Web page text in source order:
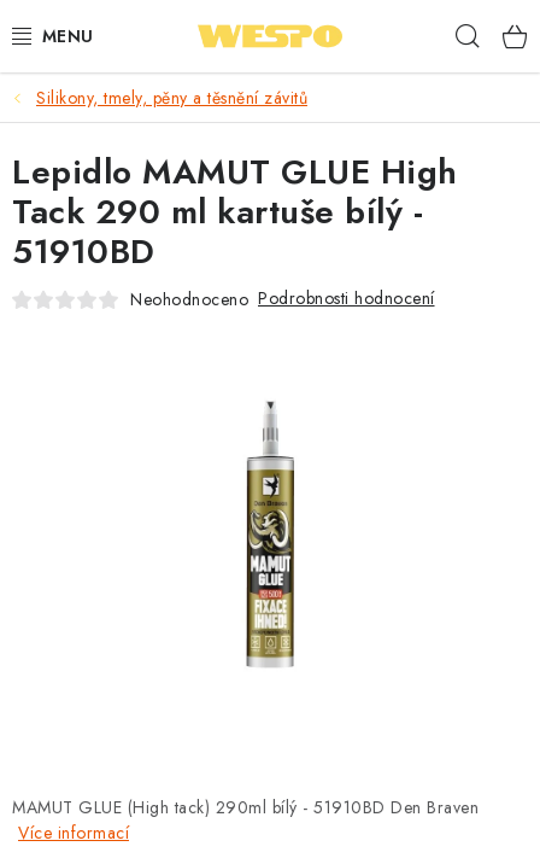
na
ARMATURY PRO TOPENÍ A VODU
TOPENÍ A OHŘEV VODY
TVAROVKY A TRUBKY
VODOINSTALACE
TOPENÁŘSKÁ AKADEMIE
Silikony, tmely, pěny a těsnění závitů
MAMUT GLUE (High tack) 290ml bílý - 51910BD Den Braven
Více informací
Lepidlo MAMUT GLUE High
Tack 290 ml kartuše bílý -
51910BD
Neohodnoceno Podrobnosti hodnocení